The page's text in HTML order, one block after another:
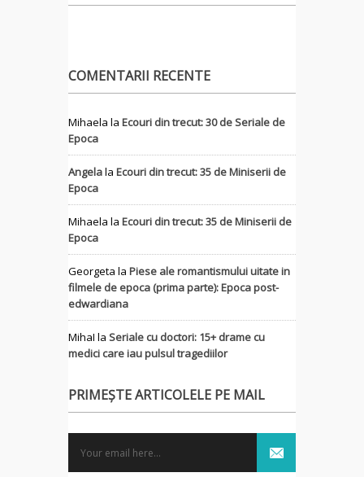
COMENTARII RECENTE
Mihaela la Ecouri din trecut: 30 de Seriale de
Epoca
Angelala Ecouri din trecut: 35 de Miniserii de
Epoca
Mihaela la Ecouri din trecut: 35 de Miniserii de
Epoca
Georgeta la Piese ale romantismului uitate in
filmele de epoca (prima parte): Epoca post-
edwardiana
MihaI la Seriale cu doctori: 15+ drame cu
medici care iau pulsul tragediilor
PRIMEȘTE ARTICOLELE PE MAIL